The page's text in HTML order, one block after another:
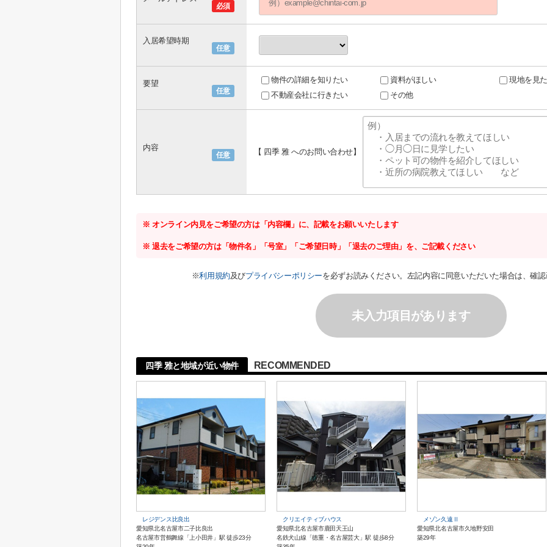
必須
任意
入居希望時期
任意
要望 物件の詳細を知りたい 資料がほしい
現地を見
不動産会社に行きたい
その他
任意
内容 【 四季 雅 へのお問い合わせ】
※ オンライン内見をご希望の方は「内容欄」に、記載をお願いいたします
※ 退去をご希望の方は「物件名」「号室」「ご希望日時」「退去のご理由」を、ご記載ください
※利用規約及びプライバシーポリシーを必ずお読みください。左記内容に同意いただいた場合は、確
未入力項目があります
四季 雅と地域が近い物件 RECOMMENDED
レジデンス比良出
愛知県北名古屋市二子比良出
名古屋市営鶴舞線「上小田井」駅 徒歩23分
クリエイティブハウス
愛知県北名古屋市鹿田天王山
名鉄犬山線「徳重・名古屋芸大」駅 徒歩8分
メゾン久遠Ⅱ
愛知県北名古屋市久地野安田
築29年